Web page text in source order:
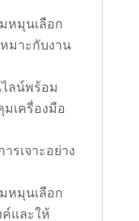
หมุนเลือก
หมาะกับงาน
ลน์พร้อม
เครื่องมือ
รเจาะอย่าง
หมุนเลือก
ค์และให้